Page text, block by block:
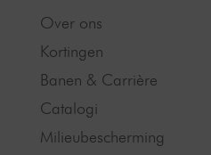
Over ons
Kortingen
Banen & Carrière
Catalogi
Milieubescherming